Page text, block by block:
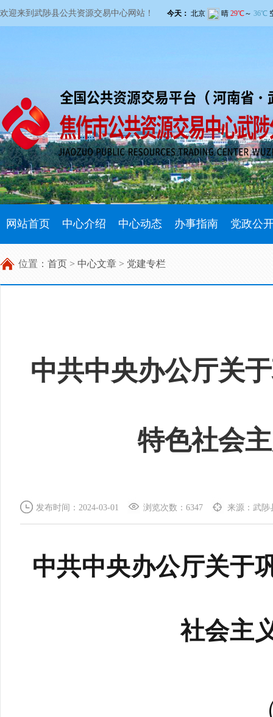
欢迎来到武陟县公共资源交易中心网站！
网站首页 中心介绍 中心动态 办事指南 党政公
位置： 首页 > 中心文章 > 党建专栏
中共中央办公厅关
特色社会
发布时间：2024-03-01 浏览次数：6347 来源：武陟
中共中央办公厅关于
社会主